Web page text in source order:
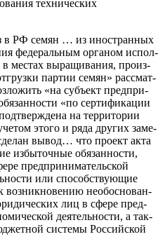
тех­ни­че­ских
в РФ семян … из ино­стран­ных
феде­раль­ным орга­ном испол­
местах выра­щи­ва­ния, про­из­
пар­тии семян» рас­смат­
«на субъ­ект пред­при­
«по сер­ти­фи­ка­ции
на тер­ри­то­рии
это­го и ряда дру­гих заме­
вывод… что про­ект акта
избы­точ­ные обя­зан­но­сти,
пред­при­ни­ма­тель­ской
или спо­соб­ству­ю­щие
необос­но­ван­
лиц в сфе­ре пред­
дея­тель­но­сти, а так­
систе­мы Рос­сий­ской